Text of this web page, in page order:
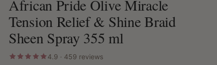
African Pride Olive Miracle
Tension Relief & Shine Braid
Sheen Spray 355 ml
4.9 · 459 reviews